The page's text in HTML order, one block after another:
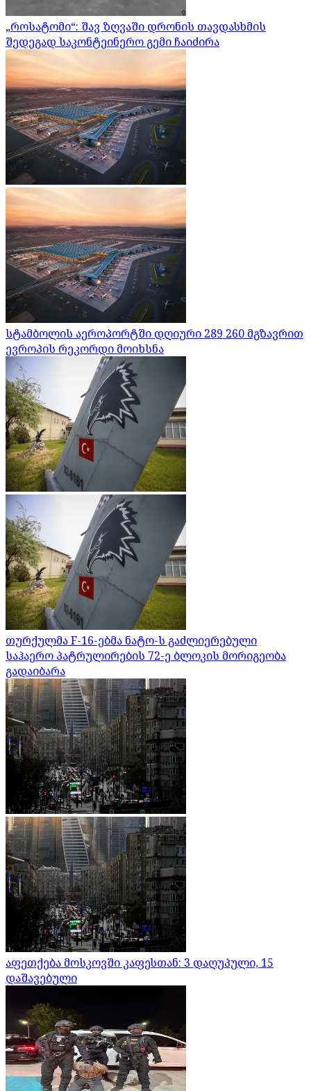
„როსატომი“: შავ ზღვაში დრონის თავდასხმის
შედეგად საკონტეინერო გემი ჩაიძირა
სტამბოლის აეროპორტში დღიური 289 260 მგზავრით
ევროპის რეკორდი მოიხსნა
თურქულმა F-16-ებმა ნატო-ს გაძლიერებული
საჰაერო პატრულირების 72-ე ბლოკის მორიგეობა
გადაიბარა
აფეთქება მოსკოვში კაფესთან: 3 დაღუპული, 15
დაშავებული